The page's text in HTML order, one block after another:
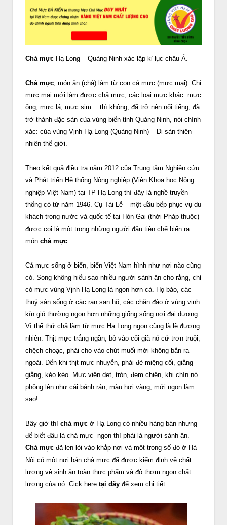
Chả mực Hạ Long – Quảng Ninh xác lập kỉ lục châu Á.
Chả mực , món ăn (chả) làm từ con cá mực (mực mai). Chỉ
mực mai mới làm được chả mực, các loại mực khác: mực
ống, mực lá, mực sim… thì không, đã trở nên nổi tiếng, đã
trở thành đặc sản của vùng biển tỉnh Quảng Ninh, nói chính
xác: của vùng Vịnh Hạ Long (Quảng Ninh) – Di sản thiên
nhiên thế giới.
Theo kết quả điều tra năm 2012 của Trung tâm Nghiên cứu
và Phát triển Hệ thống Nông nghiệp (Viện Khoa học Nông
nghiệp Việt Nam) tại TP Hạ Long thì đây là nghề truyền
thống có từ năm 1946. Cụ Tài Lễ – một đầu bếp phục vụ du
khách trong nước và quốc tế tại Hòn Gai (thời Pháp thuộc)
được coi là một trong những người đầu tiên chế biến ra
món chả mực
Cá mực sống ở biển, biển Việt Nam hình như nơi nào cũng
có. Song không hiểu sao nhiều người sành ăn cho rằng, chỉ
có mực vùng Vịnh Hạ Long là ngon hơn cả. Họ bảo, các
thuỷ sản sống ở các rạn san hô, các chân đảo ở vùng vịnh
kín gió thường ngon hơn những giống sống nơi đại dương.
Vì thế thứ chả làm từ mực Hạ Long ngon cũng là lẽ đương
nhiên. Thịt mực trắng ngần, bỏ vào cối giã nó cứ trơn truội,
chệch choạc, phải cho vào chút muối mới không bắn ra
ngoài. Đến khi thịt mực nhuyễn, phải đè miệng cối, giằng
giằng, kéo kéo. Mực viên dẹt, tròn, đem chiên, khi chín nó
phồng lên như cái bánh rán, màu hơi vàng, mới ngon làm
sao!
Bây giờ thì chả mực ở Hạ Long có nhiều hàng bán nhưng
để biết đâu là chả mực ngon thì phải là người sành ăn.
Chả mực đã len lỏi vào khắp nơi và một trong số đó ở Hà
Nội có một nơi bán chả mực đã được kiểm định về chất
lượng vệ sinh ăn toàn thực phẩm và độ thơm ngon chất
lượng của nó. Cick here tại đây để xem chi tiết.